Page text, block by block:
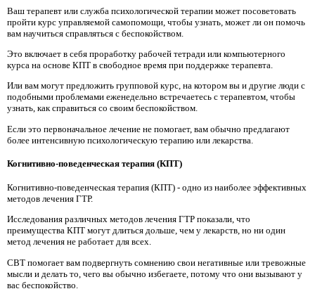
Ваш терапевт или служба психологической терапии может посоветовать
пройти курс управляемой самопомощи, чтобы узнать, может ли он помочь
вам научиться справляться с беспокойством.
Это включает в себя проработку рабочей тетради или компьютерного
курса на основе КПТ в свободное время при поддержке терапевта.
Или вам могут предложить групповой курс, на котором вы и другие люди с
подобными проблемами еженедельно встречаетесь с терапевтом, чтобы
узнать, как справиться со своим беспокойством.
Если это первоначальное лечение не помогает, вам обычно предлагают
более интенсивную психологическую терапию или лекарства.
Когнитивно-поведенческая терапия (КПТ)
Когнитивно-поведенческая терапия (КПТ) - одно из наиболее эффективных
методов лечения ГТР.
Исследования различных методов лечения ГТР показали, что
преимущества КПТ могут длиться дольше, чем у лекарств, но ни один
метод лечения не работает для всех.
CBT помогает вам подвергнуть сомнению свои негативные или тревожные
мысли и делать то, чего вы обычно избегаете, потому что они вызывают у
вас беспокойство.